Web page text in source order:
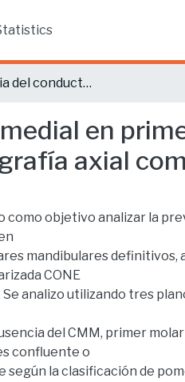
Prevalencia del conducto mesio-medial en primeros molares mandibulares definitivos. Evaluación con tomografía axial computarizada de haz cónico.
en
axial
como objetivo analizar la
mandibulares definitivos,
CONE
Se analizo utilizando tres
del CMM, primer
confluente o
según la clasificación de